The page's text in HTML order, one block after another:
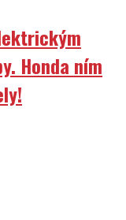
Honda ním